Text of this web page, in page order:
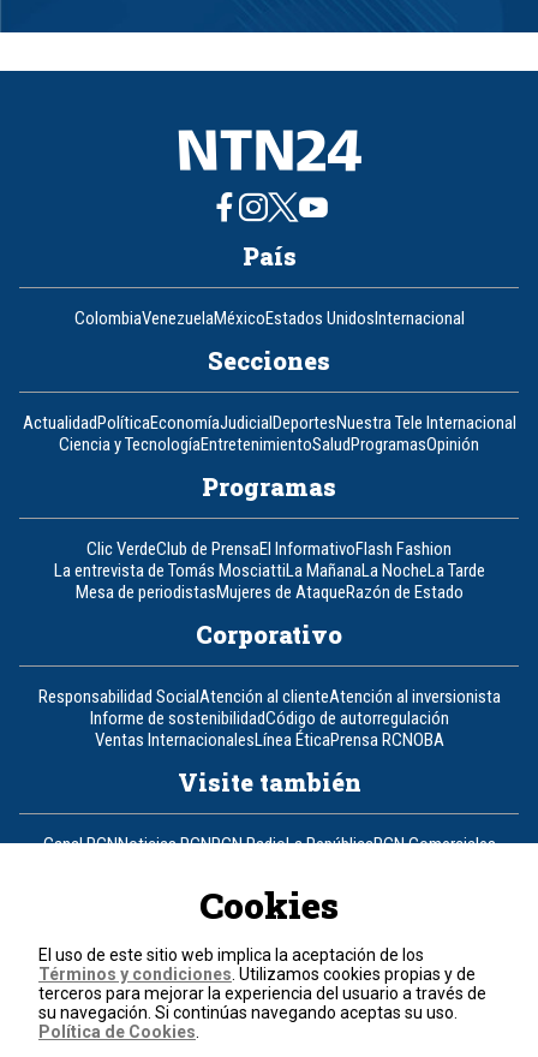
1
8
País
ColombiaVenezuelaMéxicoEstados UnidosInternacional
Secciones
ActualidadPolíticaEconomíaJudicialDeportesNuestra Tele Internacional
Ciencia y TecnologíaEntretenimientoSaludProgramasOpinión
Programas
Clic VerdeClub de PrensaEl InformativoFlash Fashion
La entrevista de Tomás MosciattiLa MañanaLa NocheLa Tarde
Mesa de periodistasMujeres de AtaqueRazón de Estado
Corporativo
Responsabilidad SocialAtención al clienteAtención al inversionista
Informe de sostenibilidadCódigo de autorregulación
Ventas InternacionalesLínea ÉticaPrensa RCNOBA
Visite también
Canal RCNNoticias RCNRCN RadioLa RepúblicaRCN Comerciales
Un producto de RCN Televisión
Contáctenos
Teléfono+57 (601) 426 92 92
Cookies
El uso de este sitio web implica la aceptación de los
Términos y condiciones . Utilizamos cookies propias y de
terceros para mejorar la experiencia del usuario a través de
su navegación. Si continúas navegando aceptas su uso.
Política de Cookies